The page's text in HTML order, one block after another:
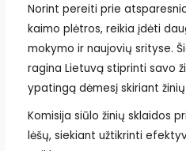
Norint pereiti prie
kaimo plėtros, reikia įdėti
mokymo ir naujovių srityse.
ragina Lietuvą stiprinti savo
ypatingą dėmesį skiriant
Komisija siūlo žinių sklaidos
lėšų, siekiant užtikrinti